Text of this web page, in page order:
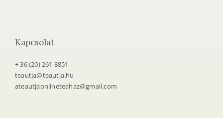
Kapcsolat
+ 36 (20) 261 8851
teautja@teautja.hu
ateautjaonlineteahaz@gmail.com